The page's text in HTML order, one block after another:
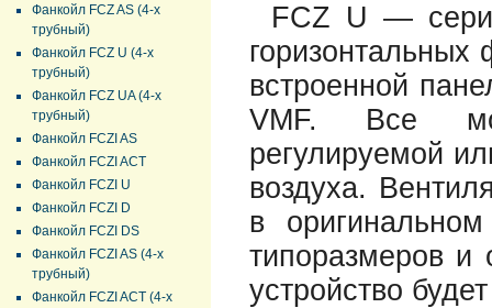
Фанкойл FCZ AS (4-х
трубный)
Фанкойл FCZ U (4-х
трубный)
Фанкойл FCZ UA (4-х
трубный)
Фанкойл FCZI AS
Фанкойл FCZI ACT
Фанкойл FCZI U
Фанкойл FCZI D
Фанкойл FCZI DS
Фанкойл FCZI AS (4-х
трубный)
Фанкойл FCZI ACT (4-х
FCZ U —
встроенной
VMF. Все
регулируемой
воздуха.
в
типоразмеров и
устройство